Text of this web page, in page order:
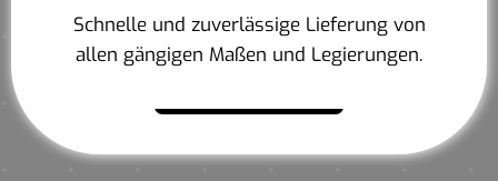
Schnelle und zuverlässige Lieferung von
allen gängigen Maßen und Legierungen.